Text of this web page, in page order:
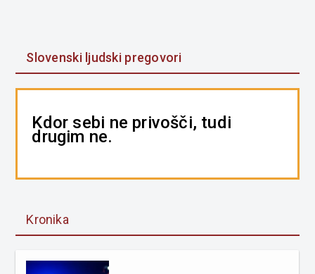
Slovenski ljudski pregovori
Kdor sebi ne privošči, tudi
drugim ne.
Kronika